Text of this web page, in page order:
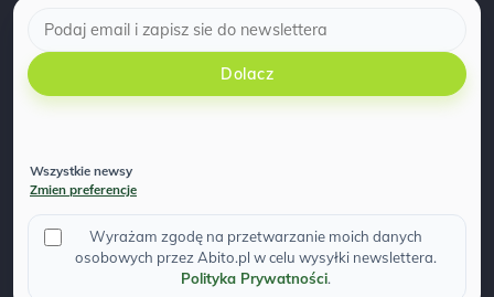
Dolacz
Wszystkie newsy
Zmien preferencje
Wyrażam zgodę na przetwarzanie moich danych
osobowych przez Abito.pl w celu wysyłki newslettera.
Polityka Prywatności.